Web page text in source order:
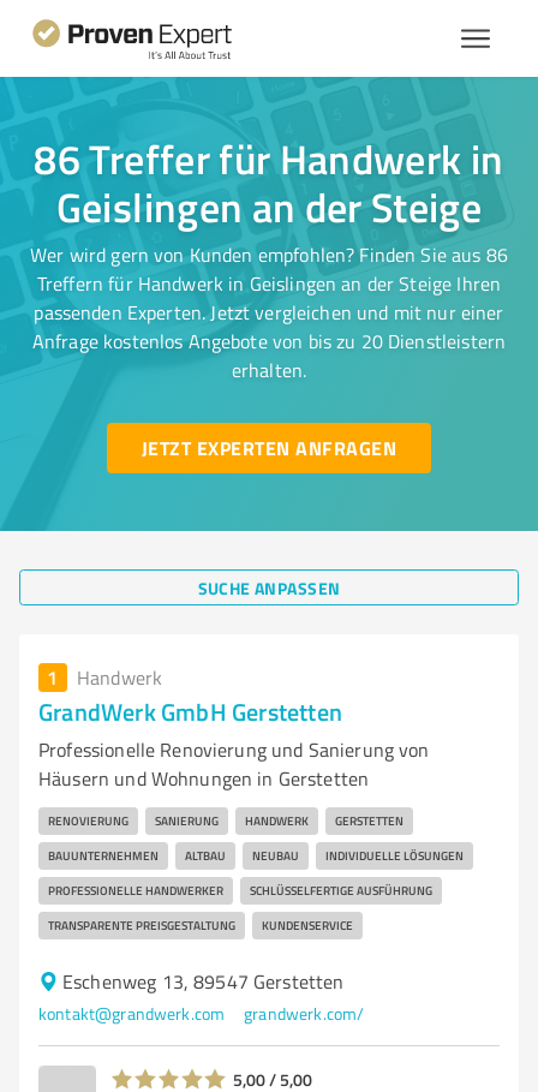
86 Treffer für Handwerk in
Geislingen an der Steige
Wer wird gern von Kunden empfohlen? Finden Sie aus 86
Treffern für Handwerk in Geislingen an der Steige Ihren
passenden Experten. Jetzt vergleichen und mit nur einer
Anfrage kostenlos Angebote von bis zu 20 Dienstleistern
erhalten.
JETZT EXPERTEN ANFRAGEN
SUCHE ANPASSEN
1 Handwerk
GrandWerk GmbH Gerstetten
Professionelle Renovierung und Sanierung von
Häusern und Wohnungen in Gerstetten
RENOVIERUNG SANIERUNG HANDWERK GERSTETTEN
BAUUNTERNEHMEN ALTBAU NEUBAU INDIVIDUELLE LÖSUNGEN
PROFESSIONELLE HANDWERKER SCHLÜSSELFERTIGE AUSFÜHRUNG
TRANSPARENTE PREISGESTALTUNG KUNDENSERVICE
Eschenweg 13, 89547 Gerstetten
kontakt@grandwerk.com grandwerk.com/
5,00 / 5,00